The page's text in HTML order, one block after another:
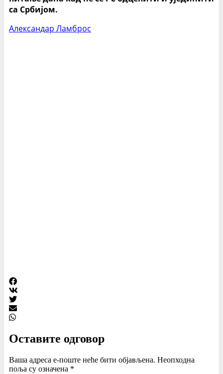
са Србијом.
Александар Ламброс
Оставите одговор
Ваша адреса е-поште неће бити објављена. Неопходна
поља су означена *